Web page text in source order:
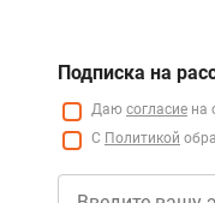
Подписка на
Даю согласие на
С Политикой